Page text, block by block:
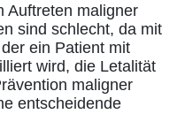
Auftreten maligner
sind schlecht, da mit
ein Patient mit
wird, die Letalität
maligner
entscheidende